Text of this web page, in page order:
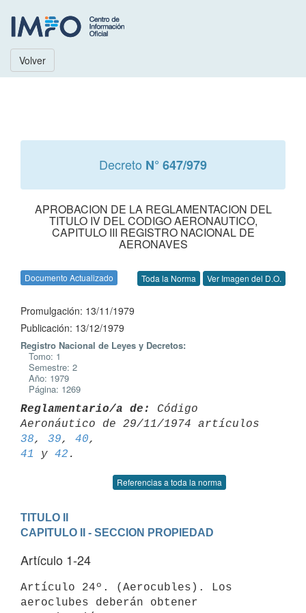
Volver
Decreto N° 647/979
APROBACION DE LA REGLAMENTACION DEL
TITULO IV DEL CODIGO AERONAUTICO,
CAPITULO III REGISTRO NACIONAL DE
AERONAVES
Documento Actualizado Toda la Norma Ver Imagen del D.O.
Promulgación: 13/11/1979
Publicación: 13/12/1979
Registro Nacional de Leyes y Decretos:
Tomo: 1
Semestre: 2
Año: 1979
Página: 1269
Reglamentario/a de:
Código
38, 39, 40
41
y 42
Referencias a toda la norma
TITULO II
CAPITULO II - SECCION PROPIEDAD
Artículo 1-24
Artículo 24º. (Aerocubles). Los
aeroclubes deberán obtener